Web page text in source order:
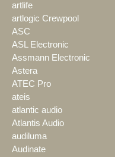
artlife
artlogic Crewpool
ASC
ASL Electronic
Assmann Electronic
Astera
ATEC Pro
ateis
atlantic audio
Atlantis Audio
audiluma
Audinate